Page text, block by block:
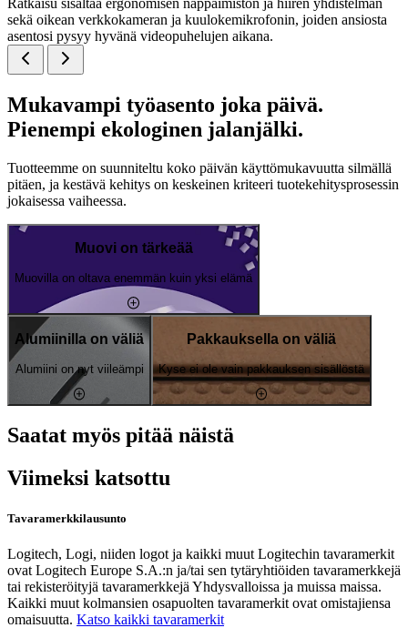
Ratkaisu sisältää ergonomisen näppäimistön ja hiiren yhdistelmän
sekä oikean verkkokameran ja kuulokemikrofonin, joiden ansiosta
asentosi pysyy hyvänä videopuhelujen aikana.
Mukavampi työasento joka päivä.
Pienempi ekologinen jalanjälki.
Tuotteemme on suunniteltu koko päivän käyttömukavuutta silmällä
pitäen, ja kestävä kehitys on keskeinen kriteeri tuotekehitysprosessin
jokaisessa vaiheessa.
Muovi on tärkeää
Muovilla on oltava enemmän kuin yksi elämä
Alumiinilla on väliä
Alumiini on nyt viileämpi
Pakkauksella on väliä
Kyse ei ole vain pakkauksen sisällöstä
Saatat myös pitää näistä
Viimeksi katsottu
Tavaramerkkilausunto
Logitech, Logi, niiden logot ja kaikki muut Logitechin tavaramerkit
ovat Logitech Europe S.A.:n ja/tai sen tytäryhtiöiden tavaramerkkejä
tai rekisteröityjä tavaramerkkejä Yhdysvalloissa ja muissa maissa.
Kaikki muut kolmansien osapuolten tavaramerkit ovat omistajiensa
omaisuutta. Katso kaikki tavaramerkit